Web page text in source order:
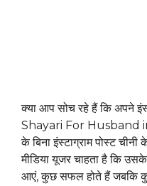
क्या आप सोच रहे हैं कि अपने
Shayari For Husband in
के बिना इंस्टाग्राम पोस्ट
मीडिया यूजर चाहता है कि
आएं, कुछ सफल होते हैं जबकि